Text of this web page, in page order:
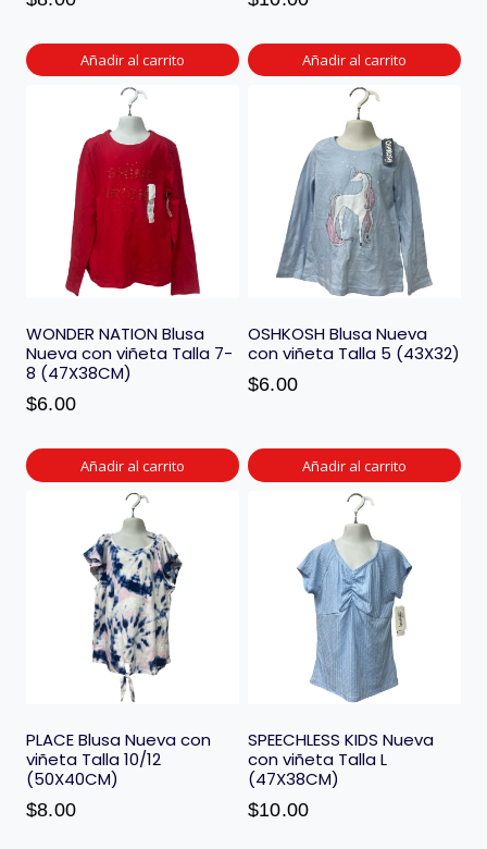
Añadir al carrito Añadir al carrito
WONDER NATION Blusa
Nueva con viñeta Talla 7-
8 (47X38CM)
$6.00
Añadir al carrito
OSHKOSH Blusa Nueva
con viñeta Talla 5 (43X32)
$6.00
Añadir al carrito
PLACE Blusa Nueva con
viñeta Talla 10/12
(50X40CM)
$8.00
SPEECHLESS KIDS Nueva
con viñeta Talla L
(47X38CM)
$10.00